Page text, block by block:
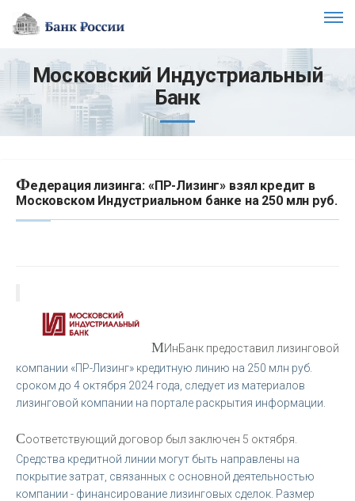
Московский Индустриальный
Банк
Федерация лизинга: «ПР-Лизинг» взял кредит в
Московском Индустриальном банке на 250 млн руб.
МИнБанк предоставил лизинговой
компании «ПР-Лизинг» кредитную линию на 250 млн руб.
сроком до 4 октября 2024 года, следует из материалов
лизинговой компании на портале раскрытия информации.
Соответствующий договор был заключен 5 октября.
Средства кредитной линии могут быть направлены на
покрытие затрат, связанных с основной деятельностью
компании - финансирование лизинговых сделок. Размер